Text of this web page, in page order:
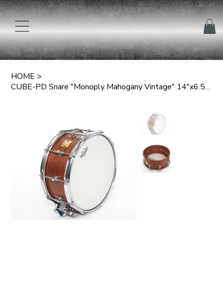
HOME >
CUBE-PD Snare "Monoply Mahogany Vintage" 14"x6.5" mm